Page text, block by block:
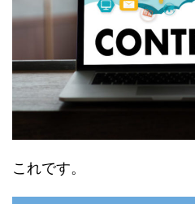
これです。